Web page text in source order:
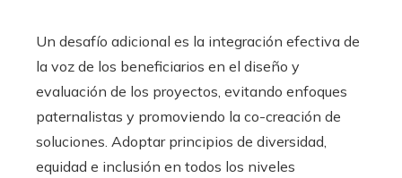
Un desafío adicional es la integración efectiva de
la voz de los beneficiarios en el diseño y
evaluación de los proyectos, evitando enfoques
paternalistas y promoviendo la co-creación de
soluciones. Adoptar principios de diversidad,
equidad e inclusión en todos los niveles